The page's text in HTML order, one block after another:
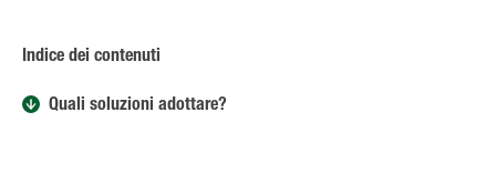
Indice dei contenuti
Quali soluzioni adottare?